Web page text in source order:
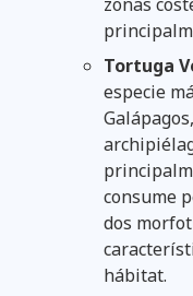
Tortuga
especie
consume
dos
hábitat.